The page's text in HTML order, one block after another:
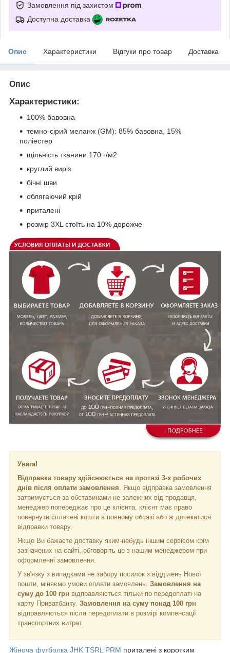
Замовлення під захистом
Доступна доставка
Опис Характеристики Відгуки про товар Доставка
Опис
Характеристики:
100% бавовна
темно-сірий меланж (GM): 85% бавовна, 15%
поліестер
щільність тканини 170 г/м2
круглий виріз
бічні шви
облягаючий крій
приталені
розмір 3XL стоїть на 10% дорожче
Увага!
Відправка товару здійснюється на протязі 3-х робочих
днів після оплати замовлення. Якщо відправка замовлення
затримується за обставинами не залежних від продавця,
менеджер попереджає про це клієнта, клієнт має право
повернути сплачені кошти в повному обсязі або ж дочекатися
відправки товару.
Якщо Ви бажаєте доставку яким-небудь іншим сервісом крім
зазначених на сайті, обговоріть це з нашим менеджером при
оформленні замовлення.
У зв'язку з випадками не забору посилок з відділень Нової
пошти, міняємо умови оплати замовлень. Замовлення на
суму до 100 грн відправляються тільки по передоплаті на
карту Приватбанку. Замовлення на суму понад 100 грн
відправляються після передоплати в розмірі компенсації
транспортних витрат.
Жіноча футболка JHK TSRL PRM приталені з коротким